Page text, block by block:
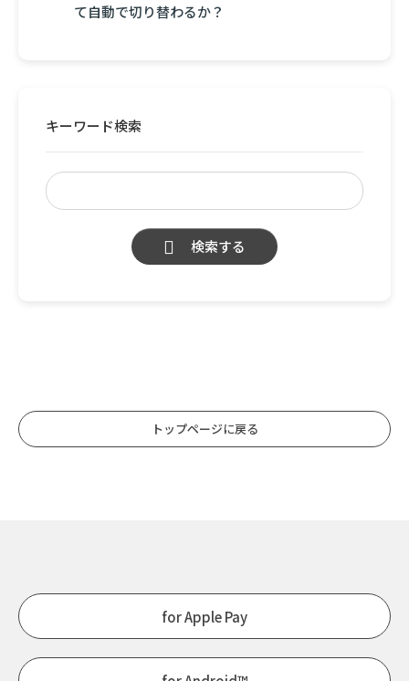
て自動で切り替わるか？
キーワード検索
検索する
トップページに戻る
for Apple Pay